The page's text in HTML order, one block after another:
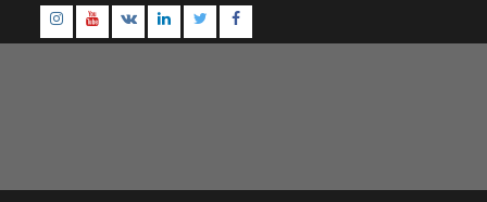
Facebook
Twitter
Linkedin
VK